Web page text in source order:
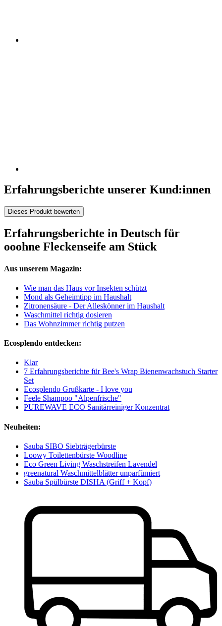
Erfahrungsberichte unserer Kund:innen
Dieses Produkt bewerten
Erfahrungsberichte in Deutsch für
ooohne Fleckenseife am Stück
Aus unserem Magazin:
Wie man das Haus vor Insekten schützt
Mond als Geheimtipp im Haushalt
Zitronensäure - Der Alleskönner im Haushalt
Waschmittel richtig dosieren
Das Wohnzimmer richtig putzen
Ecosplendo entdecken:
Klar
7 Erfahrungsberichte für Bee's Wrap Bienenwachstuch Starter
Set
Ecosplendo Grußkarte - I love you
Feele Shampoo "Alpenfrische"
PUREWAVE ECO Sanitärreiniger Konzentrat
Neuheiten:
Sauba SIBO Siebträgerbürste
Loowy Toilettenbürste Woodline
Eco Green Living Waschstreifen Lavendel
greenatural Waschmittelblätter unparfümiert
Sauba Spülbürste DISHA (Griff + Kopf)